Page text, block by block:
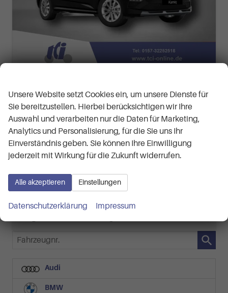
Selection 1.5 TSI 7-Gang-DSG
Fahrzeugnr. 61849 Getriebe Automatik
Kraftstoff
Benzin
Black-Magic Perleffekt
Leistung 110 kW (150 PS) Kilometerstand 50 km
28.190,– €
incl. 19% MwSt.
CO2-Klasse:D
2
Fahrzeugnr.
Audi
BMW
Unsere Website setzt Cookies ein, um unsere Dienste für
Sie bereitzustellen. Hierbei berücksichtigen wir Ihre
Auswahl und verarbeiten nur die Daten für Marketing,
Analytics und Personalisierung, für die Sie uns Ihr
Einverständnis geben. Sie können Ihre Einwilligung
jederzeit mit Wirkung für die Zukunft widerrufen.
Alle akzeptieren Einstellungen
Datenschutzerklärung Impressum